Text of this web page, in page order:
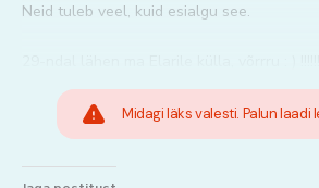
Neid tuleb veel, kuid esialgu see.
Midagi läks valesti. Palun laadi